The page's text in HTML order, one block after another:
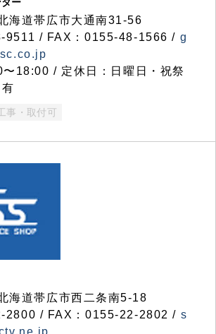
道帯広市大通南31-56
9511 / FAX：0155-48-1566 / g
18:00 / 定休日：日曜日・祝祭
事・取付可
道帯広市西二条南5-18
2800 / FAX：0155-22-2802 / s